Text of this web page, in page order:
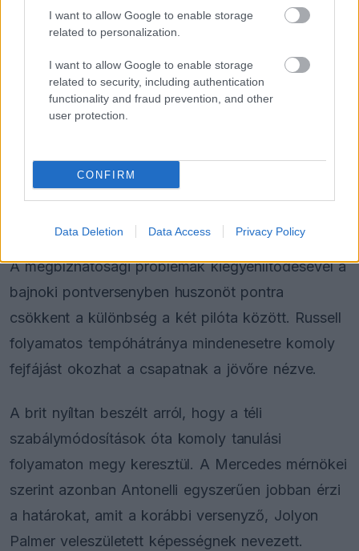
I want to allow Google to enable storage
related to personalization.
I want to allow Google to enable storage
related to security, including authentication
functionality and fraud prevention, and other
user protection.
CONFIRM
Data Deletion Data Access Privacy Policy
Russell nincs Antonelli szintjén
F1 Oversteercikke szerint egyre többen látják
úgy, hogy Russell az idei szezonnyitó óta nem
volt képes felvenni a versenyt Antonellivel. Ezt a
statisztikája is, amelyből hét alkalommal az olasz
versenyző futotta meg a gyorsabb kört a két
A megbízhatósági problémák kiegyenlítődésével a
bajnoki pontversenyben huszonöt pontra
csökkent a különbség a két pilóta között. Russell
folyamatos tempóhátránya mindenesetre komoly
fejfájást okozhat a csapatnak a jövőre nézve.
A brit nyíltan beszélt arról, hogy a téli
szabálymódosítások óta komoly tanulási
folyamaton megy keresztül. A Mercedes mérnökei
szerint azonban Antonelli egyszerűen jobban érzi
a határokat, amit a korábbi versenyző, Jolyon
Palmer veleszületett képességnek nevezett.